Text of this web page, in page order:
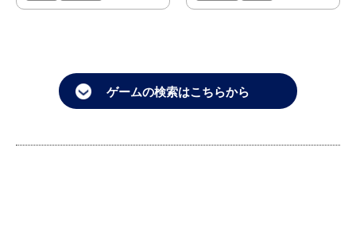
ゲームの検索はこちらから